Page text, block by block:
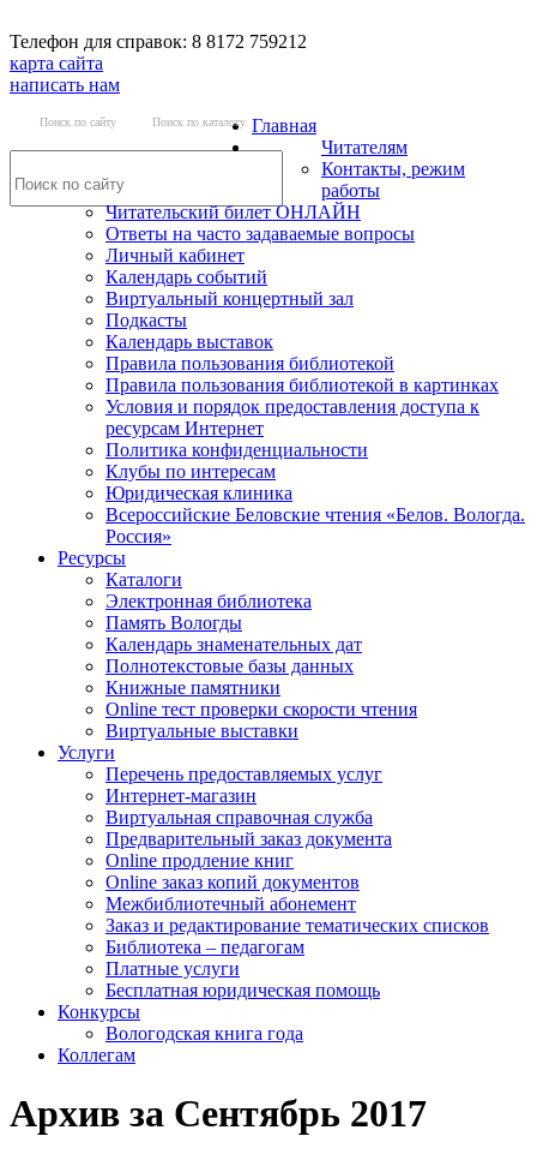
Телефон для справок: 8 8172 759212
карта сайта
написать нам
Поиск по сайту Поиск по каталогу Главная
Читателям
Контакты, режим
работы
Читательский билет ОНЛАЙН
Ответы на часто задаваемые вопросы
Личный кабинет
Календарь событий
Виртуальный концертный зал
Подкасты
Календарь выставок
Правила пользования библиотекой
Правила пользования библиотекой в картинках
Условия и порядок предоставления доступа к
ресурсам Интернет
Политика конфиденциальности
Клубы по интересам
Юридическая клиника
Всероссийские Беловские чтения «Белов. Вологда.
Россия»
Ресурсы
Каталоги
Электронная библиотека
Память Вологды
Календарь знаменательных дат
Полнотекстовые базы данных
Книжные памятники
Online тест проверки скорости чтения
Виртуальные выставки
Услуги
Перечень предоставляемых услуг
Интернет-магазин
Виртуальная справочная служба
Предварительный заказ документа
Online продление книг
Online заказ копий документов
Межбиблиотечный абонемент
Заказ и редактирование тематических списков
Библиотека – педагогам
Платные услуги
Бесплатная юридическая помощь
Конкурсы
Вологодская книга года
Коллегам
Архив за Сентябрь 2017